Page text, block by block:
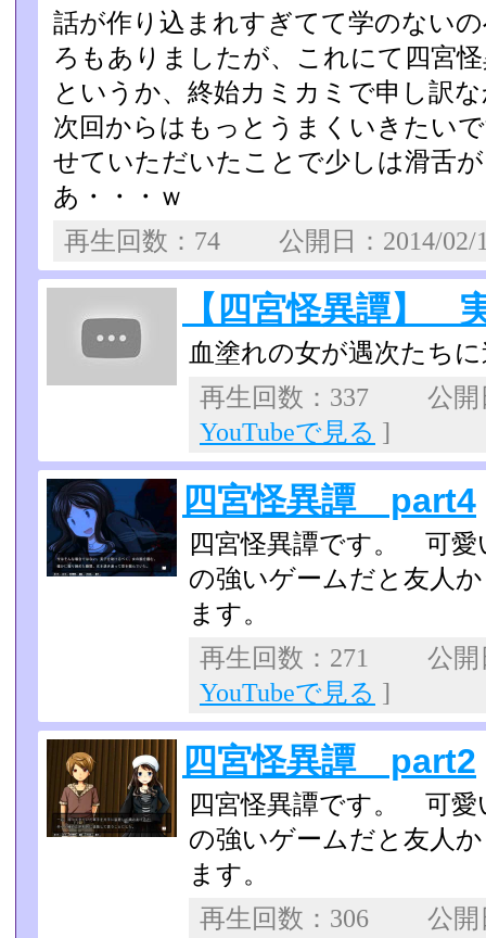
話が作り込まれすぎてて学のない
ろもありましたが、これに­て四宮
というか、終始カミカミで申し訳
次回からはもっとうまくいきたい
せていただいたことで少し­は滑舌
あ・・・ｗ
再生回数：74 公開日：2014/
【四宮怪異譚】
血塗れの女が遇次たち
再生回数：337 公
YouTubeで見る ]
四宮怪異譚 part4
四宮怪異譚です。 可愛
の強いゲームだと友人
ます。
再生回数：271 公
YouTubeで見る ]
四宮怪異譚 part2
四宮怪異譚です。 可愛
の強いゲームだと友人
ます。
再生回数：306 公